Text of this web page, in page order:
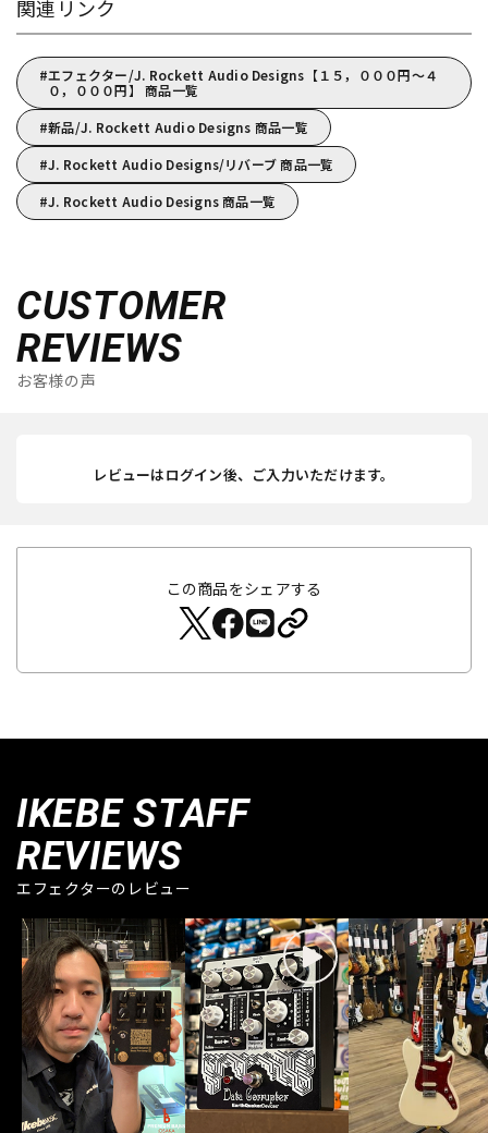
関連リンク
エフェクター/J. Rockett Audio Designs【１５，０００円～４
０，０００円】 商品一覧
新品/J. Rockett Audio Designs 商品一覧
J. Rockett Audio Designs/リバーブ 商品一覧
J. Rockett Audio Designs 商品一覧
CUSTOMER
REVIEWS
お客様の声
レビューはログイン後、ご入力いただけます。
この商品をシェアする
IKEBE STAFF
REVIEWS
エフェクターのレビュー